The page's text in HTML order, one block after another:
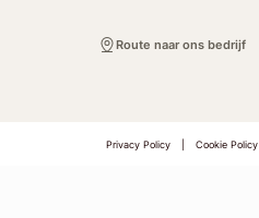
Route naar ons bedrijf
Privacy Policy Cookie Policy